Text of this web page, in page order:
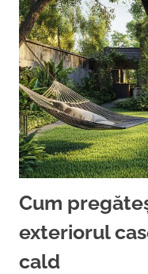
Cum
exteriorul
cald